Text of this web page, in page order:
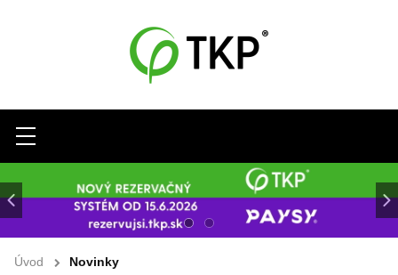
Menu
Úvod Novinky